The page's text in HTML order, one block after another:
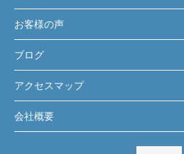
お客様の声
ブログ
アクセスマップ
会社概要